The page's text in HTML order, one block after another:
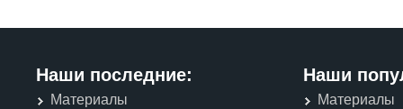
Наши последние:
Материалы
Наши
Материалы